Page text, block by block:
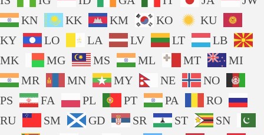
KN
KK KM KO
KU
KY
LO LA LV LT
LB
MK
MG MS ML MT
MI
MR
MN MY NE
NO
PS
FA PL PT PA
RO
RU
SM GD SR ST
SN